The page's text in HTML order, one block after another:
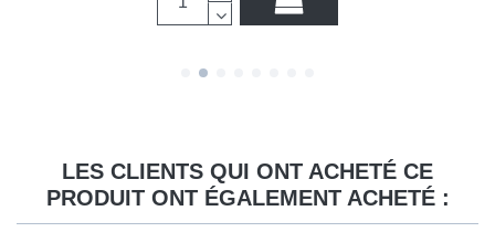
LES CLIENTS QUI ONT ACHETÉ CE
PRODUIT ONT ÉGALEMENT ACHETÉ :